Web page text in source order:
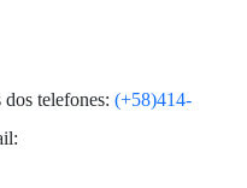
telefones: (+58)414-